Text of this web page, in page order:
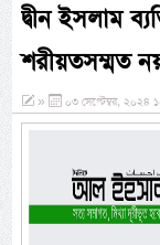
দ্বীন ইসলাম
শরীয়তসম্মত
» ০৩ সেপ্টেম্বর, ২০২৪